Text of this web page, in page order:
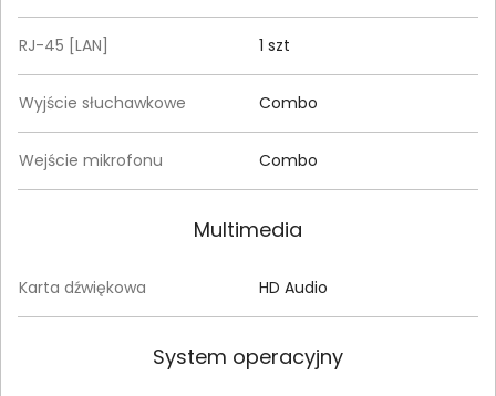
RJ-45 [LAN] 1 szt
Wyjście słuchawkowe Combo
Wejście mikrofonu Combo
Multimedia
Karta dźwiękowa HD Audio
System operacyjny